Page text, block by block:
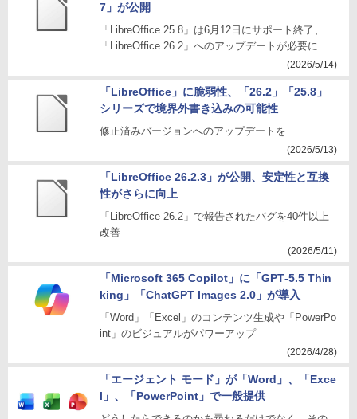
7」が公開
「LibreOffice 25.8」は6月12日にサポート終了、
「LibreOffice 26.2」へのアップデートが必要に
(2026/5/14)
「LibreOffice」に脆弱性、「26.2」「25.8」
シリーズで境界外書き込みの可能性
修正済みバージョンへのアップデートを
(2026/5/13)
「LibreOffice 26.2.3」が公開、安定性と互換
性がさらに向上
「LibreOffice 26.2」で報告されたバグを40件以上
改善
(2026/5/11)
「Microsoft 365 Copilot」に「GPT‑5.5 Thin
king」「ChatGPT Images 2.0」が導入
「Word」「Excel」のコンテンツ生成や「PowerPo
int」のビジュアルがパワーアップ
(2026/4/28)
「エージェント モード」が「Word」、「Exce
l」、「PowerPoint」で一般提供